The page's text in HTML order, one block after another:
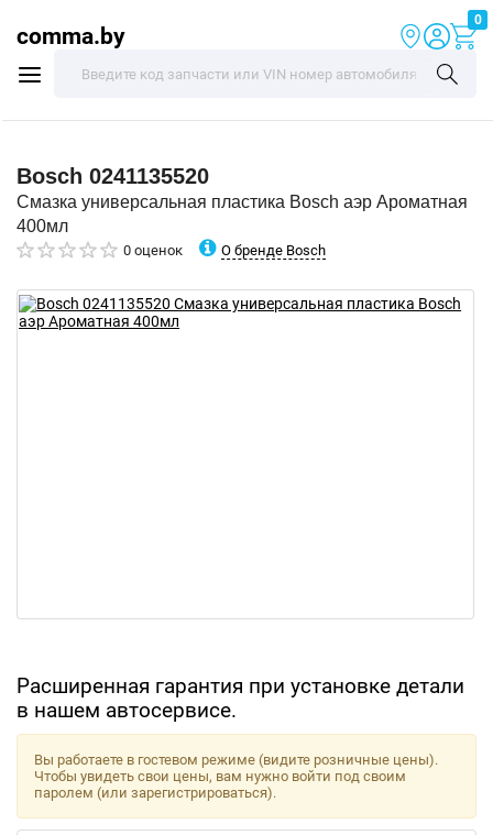
comma.by
0
Bosch 0241135520
Смазка универсальная пластика Bosch аэр Ароматная
400мл
0 оценок О бренде Bosch
Расширенная гарантия при установке детали
в нашем автосервисе.
Вы работаете в гостевом режиме (видите розничные цены).
Чтобы увидеть свои цены, вам нужно войти под своим
паролем (или зарегистрироваться).